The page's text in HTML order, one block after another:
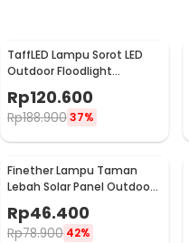
TaffLED Lampu Sorot LED
Outdoor Floodlight
Waterproof Cool White
30W - W804
Rp120.600
Rp188.90037%
Finether Lampu Taman
Lebah Solar Panel Outdoor
Lamp Waterproof IP65 50
LED - BE306
Rp46.400
Rp78.900 42%